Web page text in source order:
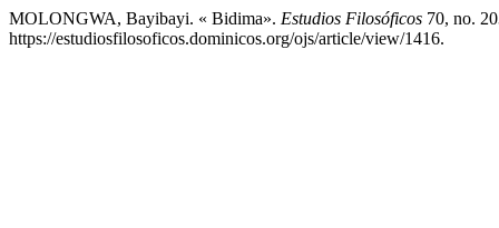
MOLONGWA, Bayibayi. « Bidima». Estudios Filosóficos 70, no.
https://estudiosfilosoficos.dominicos.org/ojs/article/view/1416.